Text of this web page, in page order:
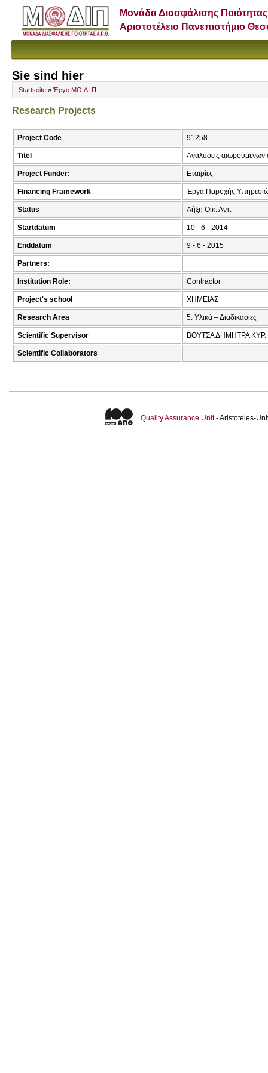
Μονάδα Διασφάλισης Ποιότητας
Αριστοτέλειο Πανεπιστήμιο
Sie sind hier
Startseite » Έργο ΜΟ.ΔΙ.Π.
Research Projects
Project Code 91258
Titel Αναλύσεις αιωρούμενων
Project Funder: Εταιρίες
Financing Framework Έργα Παροχής
Status Λήξη Οικ. Αντ.
Startdatum 10 - 6 - 2014
Enddatum 9 - 6 - 2015
Partners:
Institution Role: Contractor
Project's school ΧΗΜΕΙΑΣ
Research Area 5. Υλικά – Διαδικασίες
Scientific Supervisor ΒΟΥΤΣΑ ΔΗΜΗΤΡΑ ΚΥΡ.
Scientific Collaborators
Quality Assurance Unit- Aristoteles-